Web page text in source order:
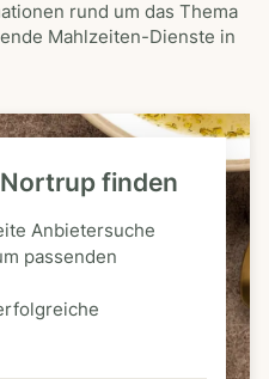
rund um das Thema
Mahlzeiten-Dienste in
finden
Anbietersuche
passenden